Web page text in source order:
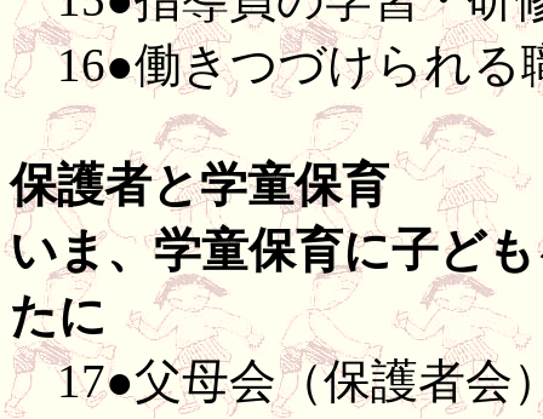
16●働きつづけられる
保護者と学童保育
いま、学童保育に子ど
たに
17●父母会（保護者会